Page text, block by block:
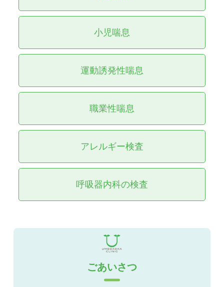
小児喘息
運動誘発性喘息
職業性喘息
アレルギー検査
呼吸器内科の検査
ごあいさつ